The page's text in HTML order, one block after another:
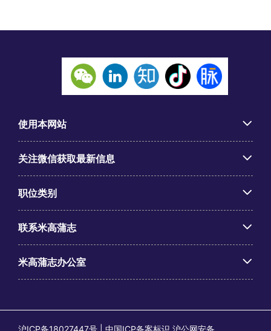
使用本网站
关注微信获取最新信息
职位类别
联系米高蒲志
米高蒲志办公室
沪ICP备18027447号 | 中国ICP备案标识 沪公网安备